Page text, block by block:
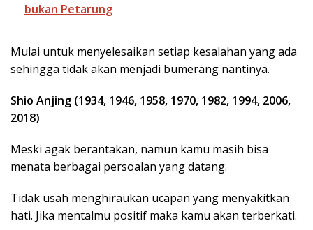
bukan Petarung
Mulai untuk menyelesaikan setiap kesalahan yang ada
sehingga tidak akan menjadi bumerang nantinya.
Shio Anjing (1934, 1946, 1958, 1970, 1982, 1994, 2006,
2018)
Meski agak berantakan, namun kamu masih bisa
menata berbagai persoalan yang datang.
Tidak usah menghiraukan ucapan yang menyakitkan
hati. Jika mentalmu positif maka kamu akan terberkati.